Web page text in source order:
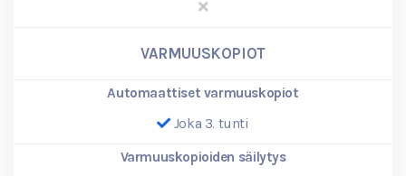
VARMUUSKOPIOT
Automaattiset varmuuskopiot
Joka 3. tunti
Varmuuskopioiden säilytys